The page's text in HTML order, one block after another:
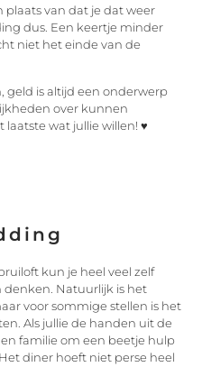
plaats van dat je dat weer
dus. Een keertje minder
niet het einde van de
geld is altijd een onderwerp
over kunnen
wat jullie willen! ♥
kun je heel veel zelf
denken. Natuurlijk is het
voor sommige stellen is het
Als jullie de handen uit de
familie om een beetje hulp
diner hoeft niet perse heel